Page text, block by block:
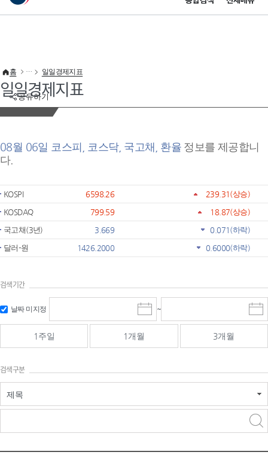
이 누리집은 대한민국 공식 전자정부 누리집입니다.
공유하기
홈 일일경제지표
일일경제지표
08월 06일 코스피, 코스닥, 국고채, 환율 정보를 제공합니
다.
KOSPI 6598.26 239.31 (상승)
KOSDAQ
799.59 18.87(상승)
국고채(3년)
3.669 0.071 (하락)
달러-원
1426.2000 0.6000(하락)
검색기간
날짜 미지정
시
작
일
선
~
종
료
선
1주일 1개월 3개월
검색구분
제목